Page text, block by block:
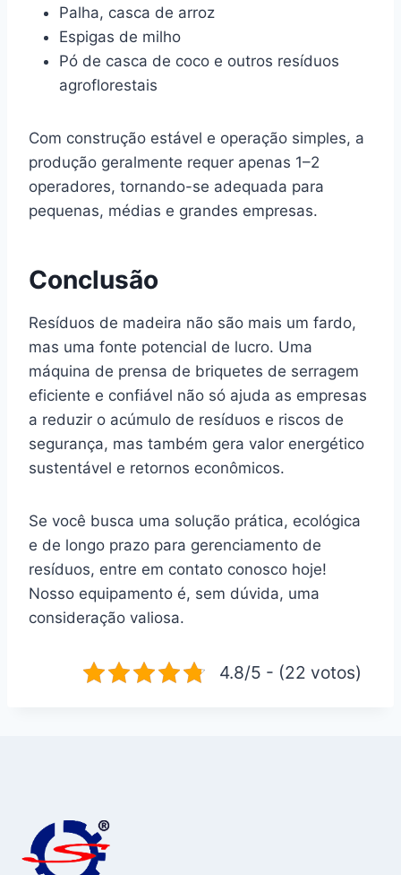
Palha, casca de arroz
Espigas de milho
Pó de casca de coco e outros resíduos
agroflorestais
Com construção estável e operação simples, a
produção geralmente requer apenas 1–2
operadores, tornando-se adequada para
pequenas, médias e grandes empresas.
Conclusão
Resíduos de madeira não são mais um fardo,
mas uma fonte potencial de lucro. Uma
máquina de prensa de briquetes de serragem
eficiente e confiável não só ajuda as empresas
a reduzir o acúmulo de resíduos e riscos de
segurança, mas também gera valor energético
sustentável e retornos econômicos.
Se você busca uma solução prática, ecológica
e de longo prazo para gerenciamento de
resíduos, entre em contato conosco hoje!
Nosso equipamento é, sem dúvida, uma
consideração valiosa.
4.8/5 - (22 votos)